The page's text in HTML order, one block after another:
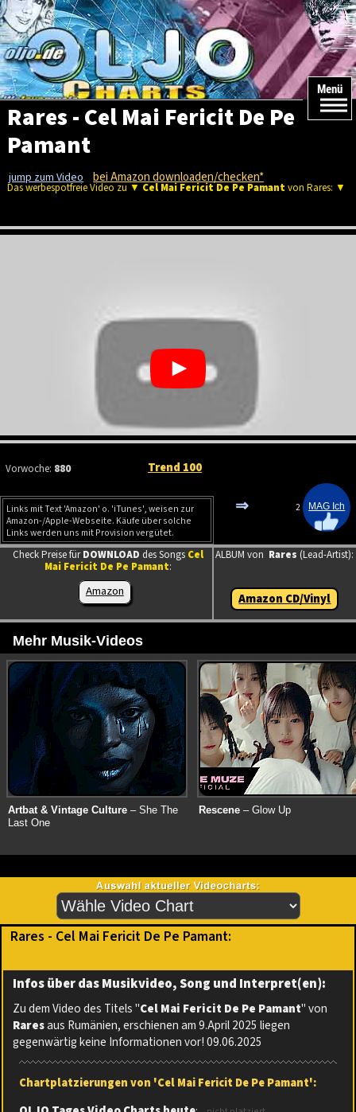
Menü
Rares - Cel Mai Fericit De Pe
Pamant
jump zum Video bei Amazon downloaden/checken*
Das werbespotfreie Video zu ▼ Cel Mai Fericit De Pe Pamant von Rares: ▼
Vorwoche: 880 Trend 100
Links mit Text 'Amazon' o. 'iTunes', weisen zur
Amazon-/Apple-Webseite. Käufe über solche
Links werden uns mit Provision vergütet.
⇒ 2
Check Preise fürDOWNLOAD des Songs Cel
Mai Fericit De Pe Pamant:
Amazon
ALBUM von Rares (Lead-Artist):
Amazon CD/Vinyl
Mehr Musik-Videos
Artbat & Vintage Culture – She The
Last One
Rescene – Glow Up
Rares - Cel Mai Fericit De Pe Pamant:
Infos über das Musikvideo, Song und Interpret(en):
Zu dem Video des Titels "Cel Mai Fericit De Pe Pamant" von
Raresaus Rumänien, erschienen am 9.April 2025 liegen
gegenwärtig keine Informationen vor! 09.06.2025
Chartplatzierungen von 'Cel Mai Fericit De Pe Pamant':